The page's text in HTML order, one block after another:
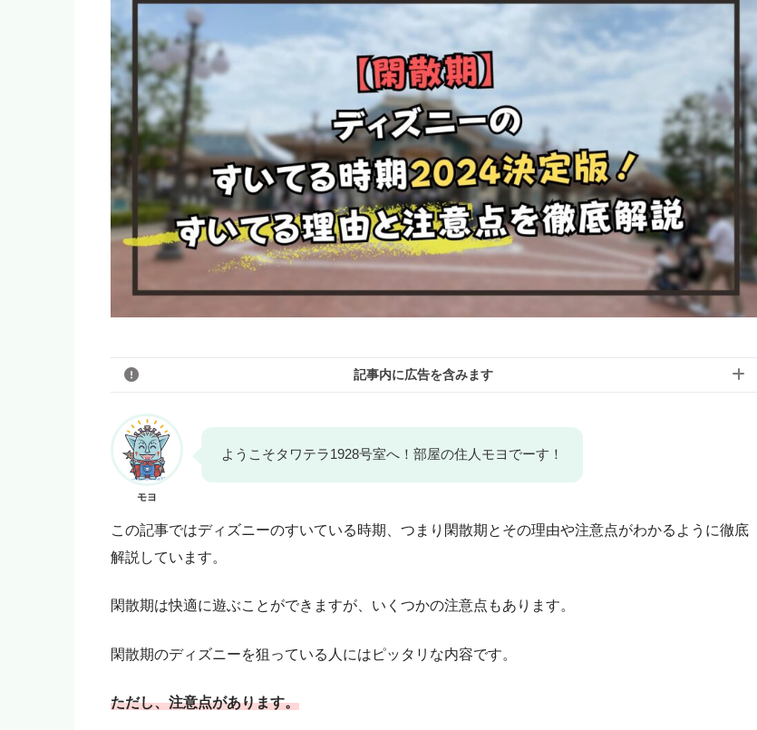
記事内に広告を含みます
モヨ
このブログのリンクは広告を含んでいる場合があります。モヨのことを「応援しても
いいよ！」という人はアフィリエイトリンクから購入していただけると嬉しいです！
をご購入ください。
モヨ
ようこそタワテラ1928号室へ！部屋の住人モヨでーす！
この記事ではディズニーのすいている時期、つまり閑散期とその理由や注意点がわかるように徹底
解説しています。
閑散期は快適に遊ぶことができますが、いくつかの注意点もあります。
閑散期のディズニーを狙っている人にはピッタリな内容です。
ただし、注意点があります。